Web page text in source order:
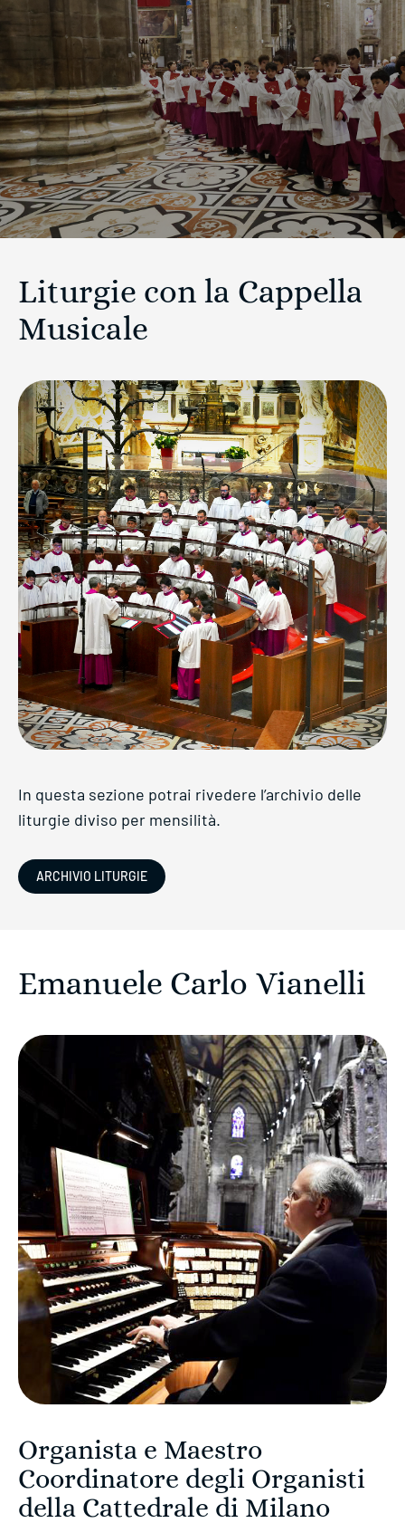
Liturgie con la Cappella
Musicale
In questa sezione potrai rivedere l’archivio delle
liturgie diviso per mensilità.
ARCHIVIO LITURGIE
Emanuele Carlo Vianelli
Organista e Maestro
Coordinatore degli Organisti
della Cattedrale di Milano